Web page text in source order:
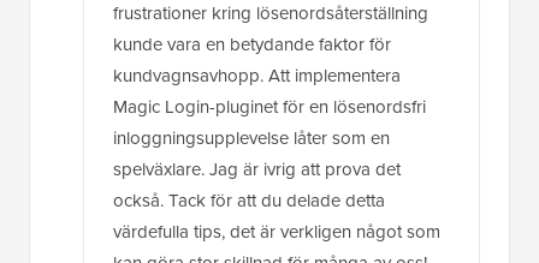
frustrationer kring lösenordsåterställning
kunde vara en betydande faktor för
kundvagnsavhopp. Att implementera
Magic Login-pluginet för en lösenordsfri
inloggningsupplevelse låter som en
spelväxlare. Jag är ivrig att prova det
också. Tack för att du delade detta
värdefulla tips, det är verkligen något som